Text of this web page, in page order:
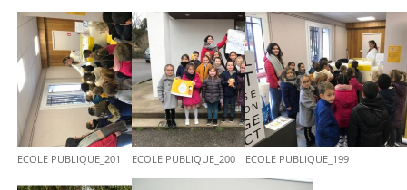
ECOLE PUBLIQUE_201 ECOLE PUBLIQUE_200 ECOLE PUBLIQUE_199